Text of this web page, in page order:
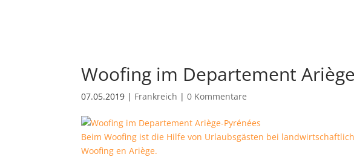
Woofing im Departement
07.05.2019 | Frankreich |0 Kommentare
Beim Woofing ist die Hilfe von Urlaubsgästen bei
Woofing en Ariège.